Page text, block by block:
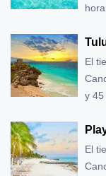
El
y 45
El